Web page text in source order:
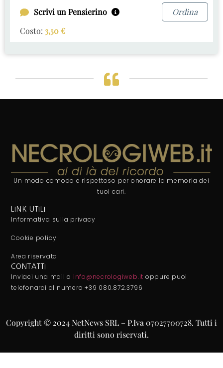
Scrivi un Pensierino
Ordina
Costo: 3,50€
Un modo comodo e rispettoso per onorare la memoria dei
tuoi cari.
LINK UTILI
Informativa sulla privacy
Cookie policy
Area riservata
CONTATTI
Inviaci una mail a info@necrologiweb.it oppure puoi
telefonarci al numero +39 080.872.3796
Copyright © 2024 NetNews SRL – P.Iva 07027700728. Tutti i
diritti sono riservati.